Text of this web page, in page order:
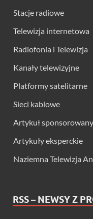
Stacje radiowe
Telewizja internetowa
Radiofonia i Telewizja
Kanały telewizyjne
Platformy satelitarne
Sieci kablowe
Artykuł sponsorowany
Artykuły eksperckie
Naziemna Telewizja
RSS – NEWSY Z